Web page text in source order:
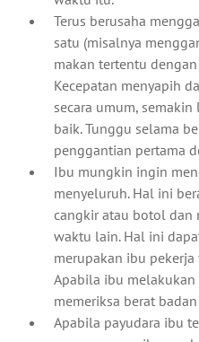
Terus berusaha
satu (misalnya
makan tertentu
Kecepatan menyapih
secara umum,
baik. Tunggu selama
penggantian pertama
Ibu mungkin ingin
menyeluruh. Hal ini
cangkir atau botol dan
waktu lain. Hal ini
merupakan ibu
Apabila ibu
memeriksa berat
Apabila payudara ibu